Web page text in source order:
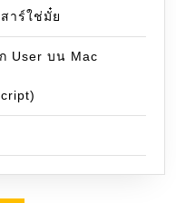
าร์ใช่มั๋ย
User บน Mac